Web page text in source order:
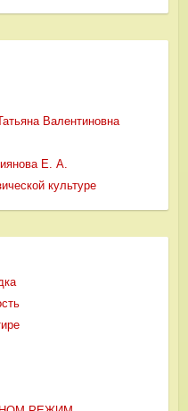
Валентиновна
Е. А.
культуре